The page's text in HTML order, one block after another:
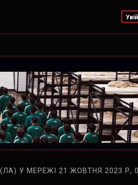
У МЕРЕЖІ 21 ЖОВТНЯ 2023 Р,